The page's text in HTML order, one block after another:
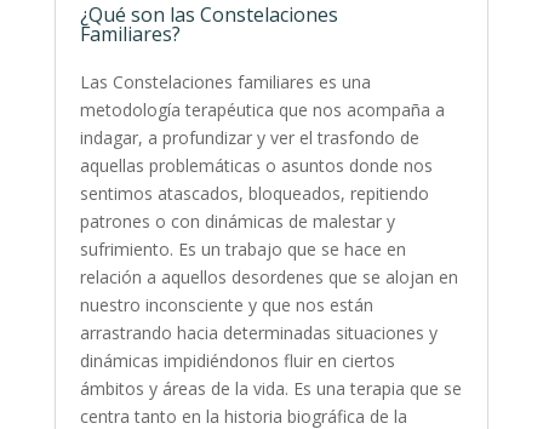
¿Qué son las Constelaciones
Familiares?
Las Constelaciones familiares es una
metodología terapéutica que nos acompaña a
indagar, a profundizar y ver el trasfondo de
aquellas problemáticas o asuntos donde nos
sentimos atascados, bloqueados, repitiendo
patrones o con dinámicas de malestar y
sufrimiento. Es un trabajo que se hace en
relación a aquellos desordenes que se alojan en
nuestro inconsciente y que nos están
arrastrando hacia determinadas situaciones y
dinámicas impidiéndonos fluir en ciertos
ámbitos y áreas de la vida. Es una terapia que se
centra tanto en la historia biográfica de la